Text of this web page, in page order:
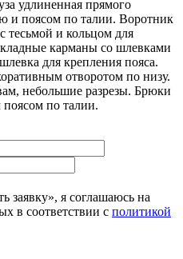
удлиненная прямого
и поясом по талии. Воротник
тесьмой и кольцом для
карманы со шлевками
для крепления пояса.
отворотом по низу.
небольшие разрезы. Брюки
поясом по талии.
заявку», я соглашаюсь на
в соответствии с политикой